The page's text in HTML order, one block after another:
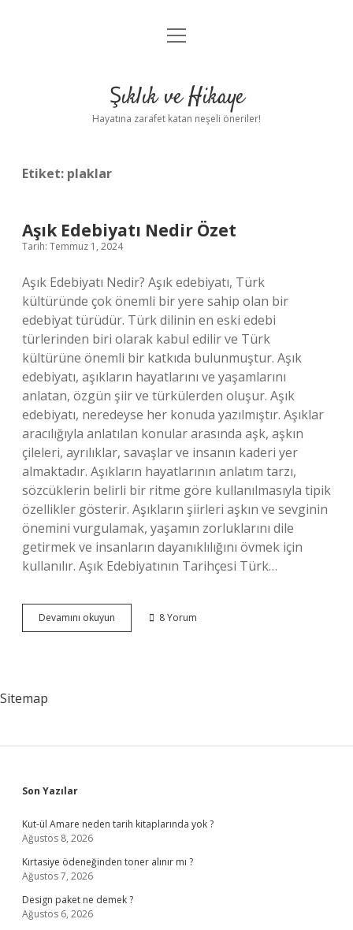
Anasayfa
Yasal Uyarı
menüyü
Şıklık ve Hikaye
Hayatına zarafet katan neşeli öneriler!
Etiket: plaklar
Aşık Edebiyatı Nedir Özet
Tarih: Temmuz 1, 2024
Aşık Edebiyatı Nedir? Aşık edebiyatı, Türk
kültüründe çok önemli bir yere sahip olan bir
edebiyat türüdür. Türk dilinin en eski edebi
türlerinden biri olarak kabul edilir ve Türk
kültürüne önemli bir katkıda bulunmuştur. Aşık
edebiyatı, aşıkların hayatlarını ve yaşamlarını
anlatan, özgün şiir ve türkülerden oluşur. Aşık
edebiyatı, neredeyse her konuda yazılmıştır. Aşıklar
aracılığıyla anlatılan konular arasında aşk, aşkın
çileleri, ayrılıklar, savaşlar ve insanın kaderi yer
almaktadır. Aşıkların hayatlarının anlatım tarzı,
sözcüklerin belirli bir ritme göre kullanılmasıyla tipik
özellikler gösterir. Aşıkların şiirleri aşkın ve sevginin
önemini vurgulamak, yaşamın zorluklarını dile
getirmek ve insanların dayanıklılığını övmek için
kullanılır. Aşık Edebiyatının Tarihçesi Türk…
Devamını okuyun
Edebiyatı
8 Yorum
Sitemap
Sidebar
Son Yazılar
Kut-ül Amare neden tarih kitaplarında yok ?
Ağustos 8, 2026
Kırtasiye ödeneğinden toner alınır mı ?
Ağustos 7, 2026
Design paket ne demek ?
Ağustos 6, 2026